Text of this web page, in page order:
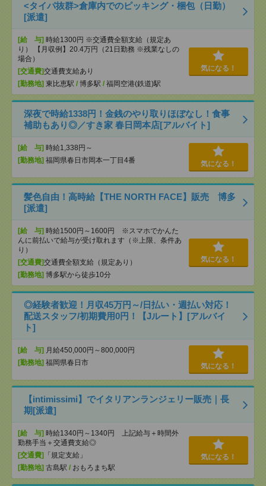
<タイパ抜群>倉庫内でのピッキング・梱包（日勤）
[派遣]
[給 与] 時給1300円 ※交通費全額支給（規定あ
り） 【月収例】20.4万円（21日勤務 ※残業なしの
場合）
[交通費]交通費支給あり
[勤務地] 東比恵駅 / 博多駅 / 福岡空港(鉄道)駅
気になる！
深夜で時給1338円！金銭のやり取りほぼなし！食事
補助もあり◎／すき家 春日岡本店[アルバイト]
[給 与] 時給1,338円～
[勤務地] 福岡県春日市岡本一丁目4番 気になる！
髪色自由！高時給【THE NORTH FACE】販売 博多
[派遣]
[給 与] 時給1500円～1600円 ※スマホでかんた
んに前払いで給与が受け取れます（※上限、条件あ
り）
[交通費]交通費全額支給（規定あり）
[勤務地] 博多駅から徒歩10分
気になる！
◎経験者歓迎！月収45万円～/日払い・週払い対応！
配送スタッフ/初期費用0円！【Jルート】[アルバイ
ト]
[給 与] 月給450,000円～800,000円
[勤務地] 福岡県春日市 気になる！
【intimissimi】でイタリアンランジェリー販売｜長
期[派遣]
[給 与] 時給1340円～1340円 上記給与＋時間外
勤務手当＋交通費支給◎
[交通費]
「規定支給」
[勤務地] 古島駅 / おもろまち駅
気になる！